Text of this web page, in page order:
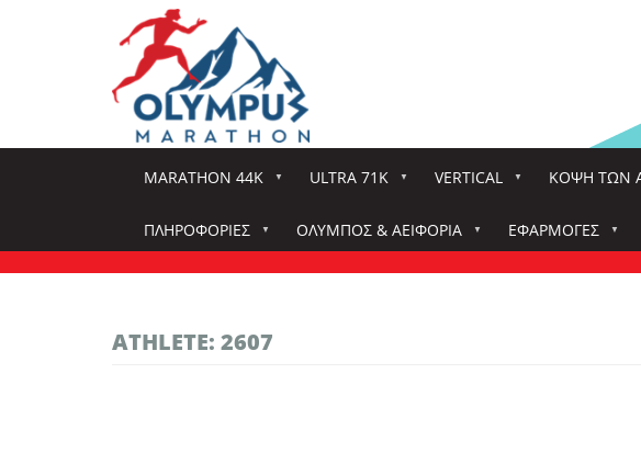
MARATHON 44K ULTRA 71K VERTICAL ΚΌΨΗ ΤΩΝ
ΠΛΗΡΟΦΟΡΊΕΣ ΌΛΥΜΠΟΣ & ΑΕΙΦΟΡΊΑ
ΕΦΑΡΜΟΓΈΣ
ATHLETE: 2607